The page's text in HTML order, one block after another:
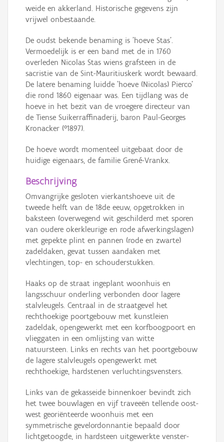
weide en akkerland. Historische gegevens zijn
vrijwel onbestaande.
De oudst bekende benaming is 'hoeve Stas'.
Vermoedelijk is er een band met de in 1760
overleden Nicolas Stas wiens grafsteen in de
sacristie van de Sint-Mauritiuskerk wordt bewaard.
De latere benaming luidde 'hoeve (Nicolas) Pierco'
die rond 1860 eigenaar was. Een tijdlang was de
hoeve in het bezit van de vroegere directeur van
de Tiense Suikerraffinaderij, baron Paul-Georges
Kronacker (°1897).
De hoeve wordt momenteel uitgebaat door de
huidige eigenaars, de familie Grené-Vrankx.
Beschrijving
Omvangrijke gesloten vierkantshoeve uit de
tweede helft van de 18de eeuw, opgetrokken in
baksteen (overwegend wit geschilderd met sporen
van oudere okerkleurige en rode afwerkingslagen)
met gepekte plint en pannen (rode en zwarte)
zadeldaken, gevat tussen aandaken met
vlechtingen, top- en schouderstukken.
Haaks op de straat ingeplant woonhuis en
langsschuur onderling verbonden door lagere
stalvleugels. Centraal in de straatgevel het
rechthoekige poortgebouw met kunstleien
zadeldak, opengewerkt met een korfboogpoort en
vlieggaten in een omlijsting van witte
natuursteen. Links en rechts van het poortgebouw
de lagere stalvleugels opengewerkt met
rechthoekige, hardstenen verluchtingsvensters.
Links van de gekasseide binnenkoer bevindt zich
het twee bouwlagen en vijf traveeën tellende oost-
west georiënteerde woonhuis met een
symmetrische gevelordonnantie bepaald door
lichtgetoogde, in hardsteen uitgewerkte venster-